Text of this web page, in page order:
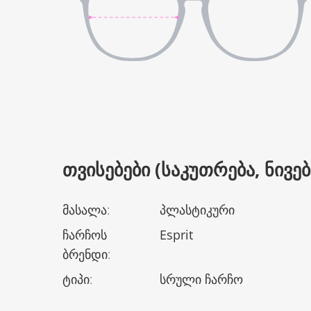
ᲗᲕᲘᲡᲔᲑᲔᲑᲘ (ᲡᲐᲙᲣᲗᲠᲔᲑᲐ,
მასალა:
პლასტიკური
ჩარჩოს
ბრენდი:
Esprit
ტიპი: სრული ჩარჩო